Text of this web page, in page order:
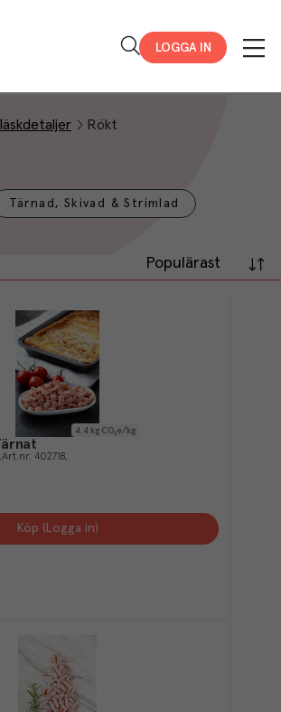
LOGGA IN
Rökt
Tärnad, Skivad & Strimlad
Populärast
4.4 kg CO₂e/kg
Art.nr. 402718
Köp (Logga in)